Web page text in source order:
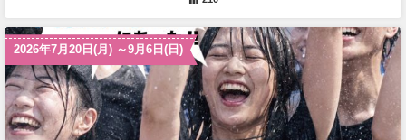
2026年7月20日(月) ～9月6日(日)